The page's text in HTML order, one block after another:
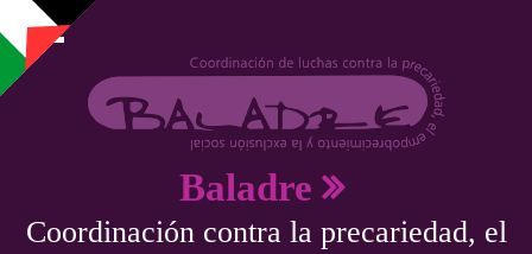
Pasar al contenido principal
Baladre
Coordinación contra la precariedad, el